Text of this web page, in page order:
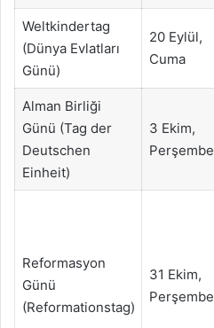
Weltkindertag
(Dünya Evlatları
Günü)
20 Eylül,
Cuma
Alman Birliği
Günü (Tag der
Deutschen
Einheit)
3 Ekim,
Perşembe
Reformasyon
Günü
(Reformationstag)
31 Ekim,
Perşembe